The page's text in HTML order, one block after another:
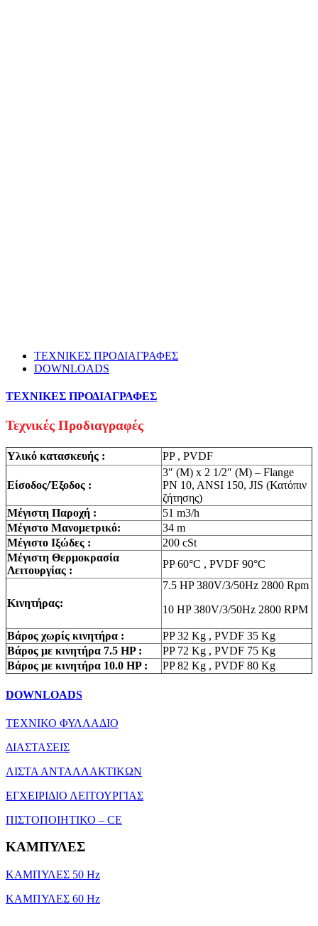
ΤΕΧΝΙΚΕΣ ΠΡΟΔΙΑΓΡΑΦΕΣ
DOWNLOADS
ΤΕΧΝΙΚΕΣ ΠΡΟΔΙΑΓΡΑΦΕΣ
Τεχνικές Προδιαγραφές
Υλικό κατασκευής : PP , PVDF
Είσοδος/Έξοδος :
3″ (M) x 2 1/2″ (M) – Flange
PN 10, ANSI 150, JIS (Κατόπιν
ζήτησης)
Μέγιστη Παροχή :
51 m3/h
Mέγιστο Μανομετρικό:
34 m
Μέγιστο Ιξώδες :
200 cSt
Mέγιστη Θερμοκρασία
Λειτουργίας :
PP 60°C , PVDF 90°C
Κινητήρας:
7.5 HP 380V/3/50Hz 2800 Rpm
10 HP 380V/3/50Hz 2800 RPM
Βάρος χωρίς κινητήρα :
PP 32 Kg , PVDF 35 Kg
Βάρος με κινητήρα 7.5 HP :
PP 72 Kg , PVDF 75 Kg
Βάρος με κινητήρα 10.0 HP :
PP 82 Kg , PVDF 80 Kg
DOWNLOADS
ΤΕΧΝΙΚΟ ΦΥΛΛΑΔΙΟ
ΔΙΑΣΤΑΣΕΙΣ
ΛΙΣΤΑ ΑΝΤΑΛΛΑΚΤΙΚΩΝ
ΕΓΧΕΙΡΙΔΙΟ ΛΕΙΤΟΥΡΓΙΑΣ
ΠΙΣΤΟΠΟΙΗΤΙΚΟ – CE
ΚΑΜΠΥΛΕΣ
ΚΑΜΠΥΛΕΣ 50 Hz
ΚΑΜΠΥΛΕΣ 60 Hz